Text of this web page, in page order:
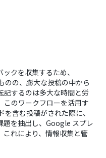
クを収集するため、
のの、膨大な投稿の中から
記するのは多大な時間と労
このワークフローを活用す
含む投稿がされた際に、
題を抽出し、Google スプレ
これにより、情報収集と管